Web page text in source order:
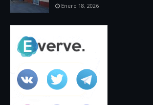
Enero 18, 2026